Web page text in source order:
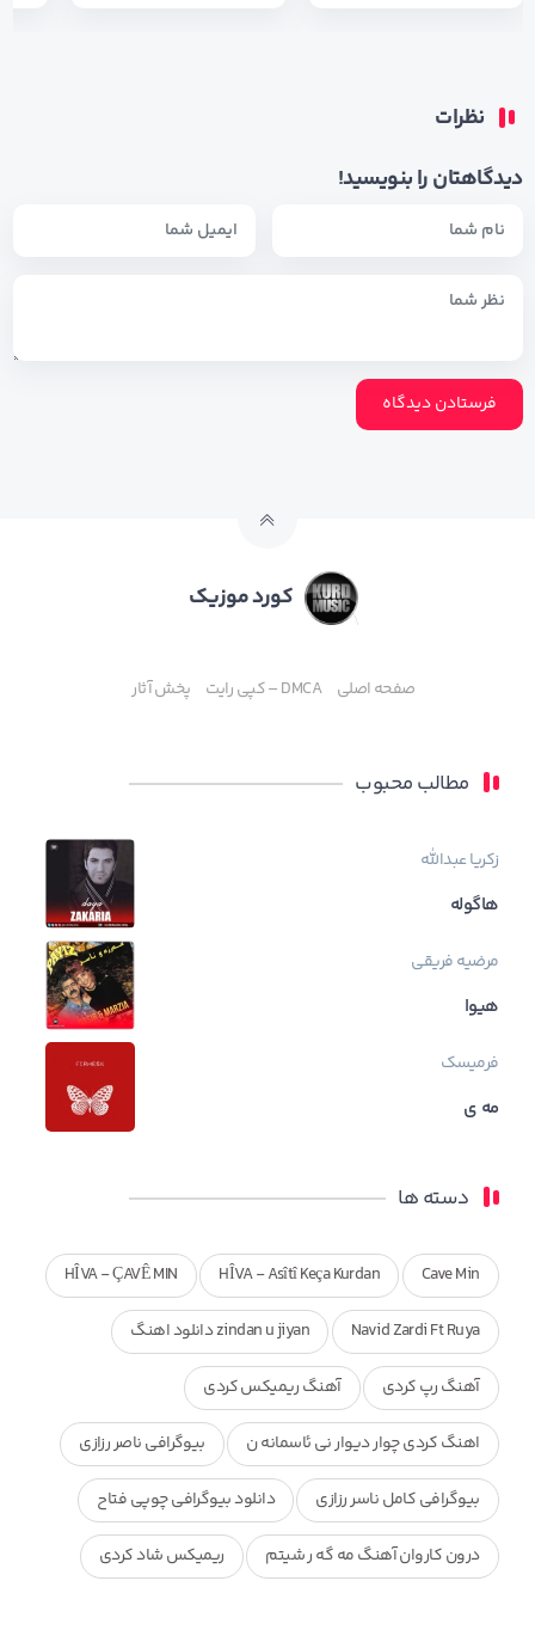
نظرات
دیدگاهتان را بنویسید!
کورد موزیک
صفحه اصلی DMCA – کپی رایت پخش آثار
مطالب محبوب
زکریا عبدالله
هاگوله
مرضیه فریقی
هیوا
فرمیسک
مه ی
دسته ها
Cave Min
HÎVA - Asîtî Keça Kurdan
HÎVA - ÇAVÊ MIN
Navid Zardi Ft Ruya zindan u jiyan دانلود اهنگ
آهنگ رپ کردی آهنگ ریمیکس کردی
اهنگ کردی چوار دیوار نی ئاسمانه ن بیوگرافی ناصر رزازی
بیوگرافی کامل ناسر رزازی دانلود بیوگرافی چوپی فتاح
درون کاروان آهنگ مه گه ر شیتم ریمیکس شاد کردی